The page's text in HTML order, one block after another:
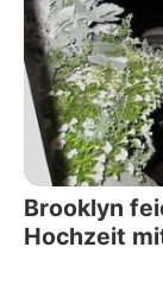
Brooklyn
Hochzeit